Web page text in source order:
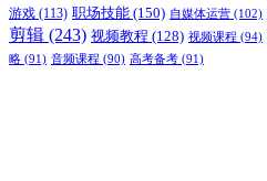
游戏 (113) 职场技能 (150) 自媒体运营 (102)
剪辑 (243) 视频教程 (128) 视频课程 (94)
略 (91) 音频课程 (90) 高考备考 (91)